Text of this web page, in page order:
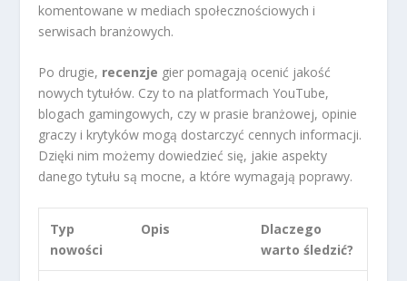
komentowane w mediach społecznościowych i
serwisach branżowych.
Po drugie, recenzje gier pomagają ocenić jakość
nowych tytułów. Czy to na platformach YouTube,
blogach gamingowych, czy w prasie branżowej, opinie
graczy i krytyków mogą dostarczyć cennych informacji.
Dzięki nim możemy dowiedzieć się, jakie aspekty
danego tytułu są mocne, a które wymagają poprawy.
Typ
nowości
Opis
Dlaczego
warto śledzić?